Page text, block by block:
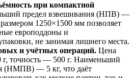
при компактной
предел взвешивания (НПВ) —
1250×1500 мм позволяет
европоддоны и
не занимая лишнего места.
и учётных операций. Цена
точность — 500 г. Наименьший
(НМПВ) — 5 кг, что даёт